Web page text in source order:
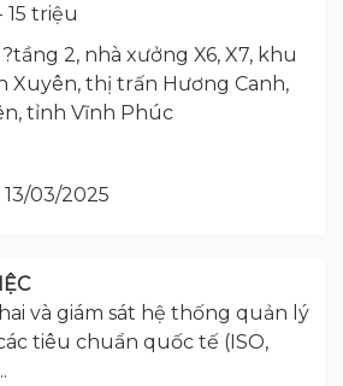
15 triệu
2, nhà xưởng X6, X7, khu
Xuyên, thị trấn Hương Canh,
tỉnh Vĩnh Phúc
13/03/2025
và giám sát hệ thống quản lý
tiêu chuẩn quốc tế (ISO,